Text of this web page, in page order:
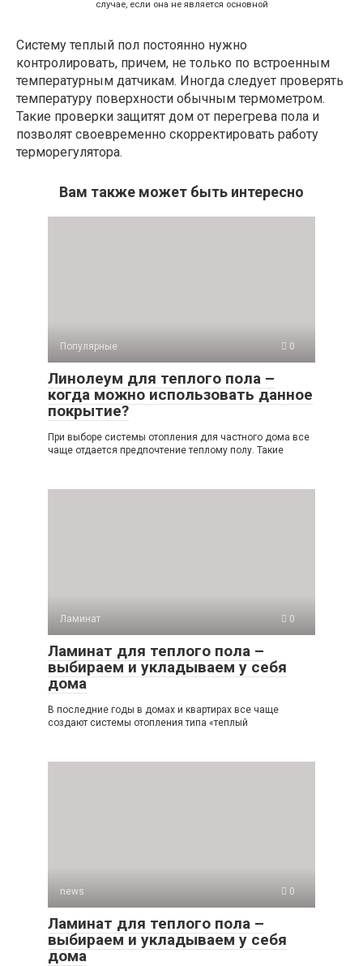
случае, если она не является основной
Систему теплый пол постоянно нужно
контролировать, причем, не только по встроенным
температурным датчикам. Иногда следует проверять
температуру поверхности обычным термометром.
Такие проверки защитят дом от перегрева пола и
позволят своевременно скорректировать работу
терморегулятора.
Вам также может быть интересно
Популярные 0
Линолеум для теплого пола –
когда можно использовать данное
покрытие?
При выборе системы отопления для частного дома все
чаще отдается предпочтение теплому полу. Такие
Ламинат 0
Ламинат для теплого пола –
выбираем и укладываем у себя
дома
В последние годы в домах и квартирах все чаще
создают системы отопления типа «теплый
news 0
Ламинат для теплого пола –
выбираем и укладываем у себя
дома